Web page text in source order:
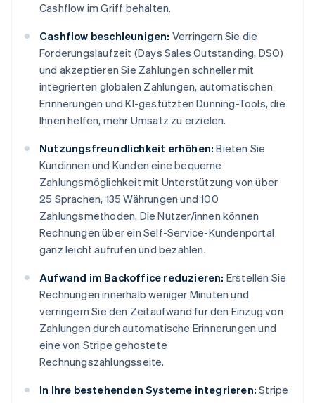
Cashflow im Griff behalten.
Cashflow beschleunigen: Verringern Sie die
Forderungslaufzeit (Days Sales Outstanding, DSO)
und akzeptieren Sie Zahlungen schneller mit
integrierten globalen Zahlungen, automatischen
Erinnerungen und KI-gestützten Dunning-Tools, die
Ihnen helfen, mehr Umsatz zu erzielen.
Nutzungsfreundlichkeit erhöhen: Bieten Sie
Kundinnen und Kunden eine bequeme
Zahlungsmöglichkeit mit Unterstützung von über
25 Sprachen, 135 Währungen und 100
Zahlungsmethoden. Die Nutzer/innen können
Rechnungen über ein Self-Service-Kundenportal
ganz leicht aufrufen und bezahlen.
Aufwand im Backoffice reduzieren: Erstellen Sie
Rechnungen innerhalb weniger Minuten und
verringern Sie den Zeitaufwand für den Einzug von
Zahlungen durch automatische Erinnerungen und
eine von Stripe gehostete
Rechnungszahlungsseite.
In Ihre bestehenden Systeme integrieren: Stripe